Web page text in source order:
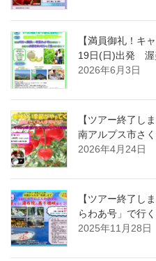
【満員御礼！キ
19日(日)出発 渥
2026年6月3日
【ツアー終了し
南アルプス市さ
2026年4月24日
【ツアー終了し
らわあ号」で行
2025年11月28日